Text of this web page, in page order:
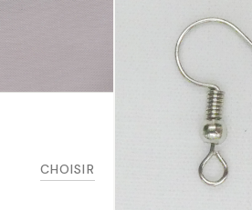
CHOISIR